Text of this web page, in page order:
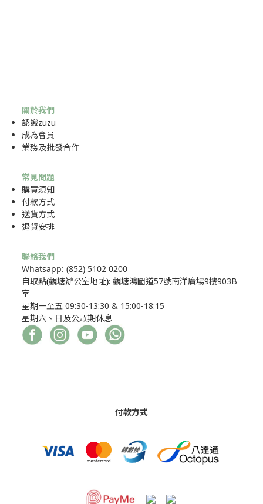
關於我們
認識zuzu
成為會員
業務及批發合作
常見問題
購買須知
付款方式
送貨方式
退貨安排
聯絡我們
Whatsapp: (852) 5102 0200
自取點(觀塘辦公室地址): 觀塘鴻圖道57號南洋廣場9樓903B
室
星期一至五 09:30-13:30 & 15:00-18:15
星期六、日及公眾期休息
付款方式